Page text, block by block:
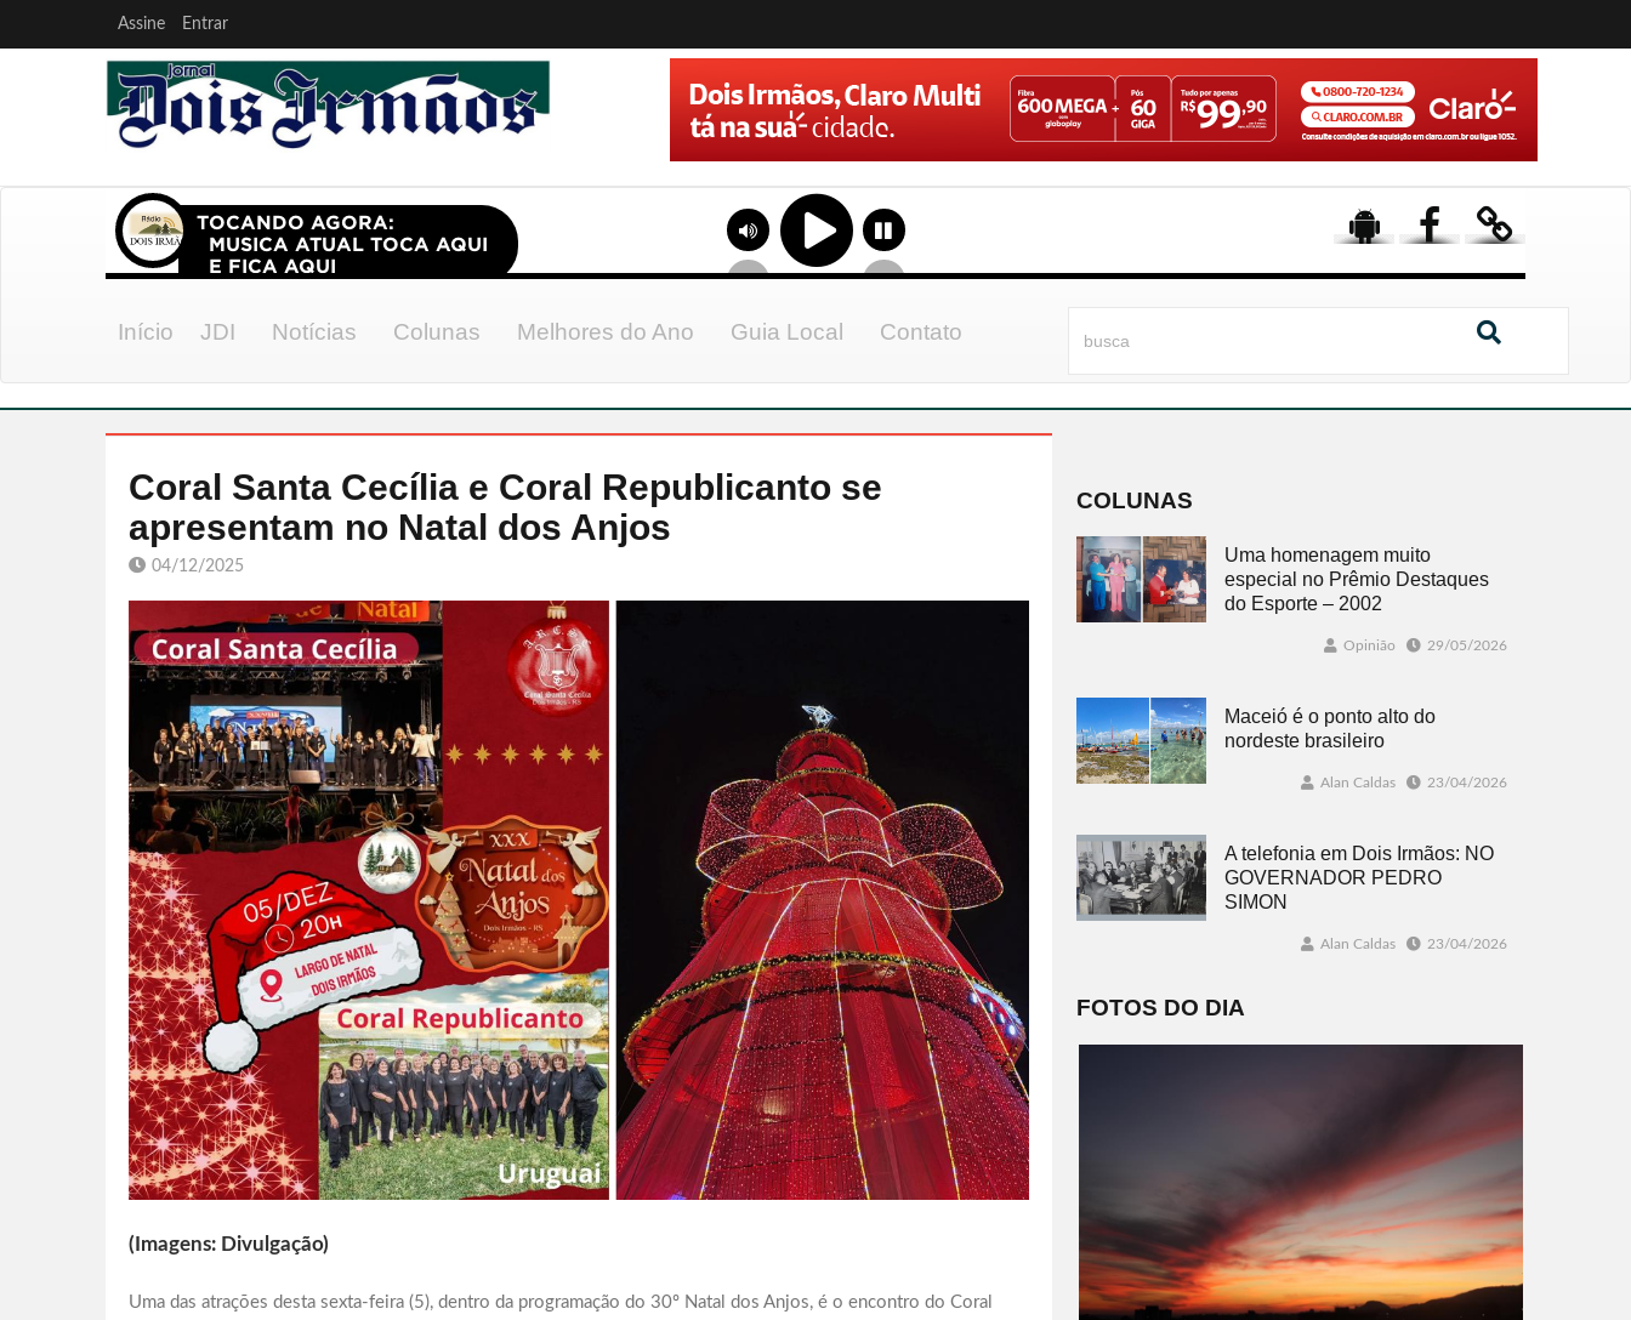
Assine Entrar
Início JDI Notícias Colunas Melhores do Ano Guia Local Contato
Coral Santa Cecília e Coral Republicanto se
apresentam no Natal dos Anjos
04/12/2025
(Imagens: Divulgação)
Uma das atrações desta sexta-feira (5), dentro da programação do 30º Natal dos Anjos, é o encontro do Coral
COLUNAS
Uma homenagem muito
especial no Prêmio Destaques
do Esporte – 2002
Opinião 29/05/2026
Maceió é o ponto alto do
nordeste brasileiro
Alan Caldas 23/04/2026
A telefonia em Dois Irmãos: NO
GOVERNADOR PEDRO
SIMON
Alan Caldas 23/04/2026
FOTOS DO DIA